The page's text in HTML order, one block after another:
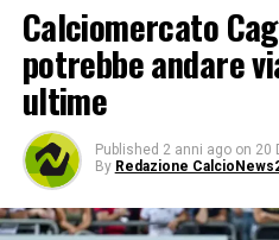
Calciomercato
potrebbe andare
ultime
Published 2 anni ago on 20
By Redazione